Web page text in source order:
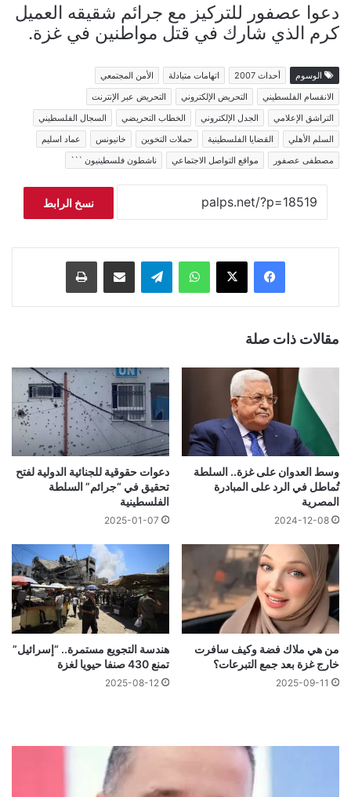
دعوا عصفور للتركيز مع جرائم شقيقه العميل
كرم الذي شارك في قتل مواطنين في غزة.
الوسوم أحداث 2007 اتهامات متبادلة
الأمن المجتمعي
الانقسام الفلسطيني
التحريض الإلكتروني
التحريض عبر الإنترنت
التراشق الإعلامي
الجدل الإلكتروني الخطاب التحريضي
السجال الفلسطيني
السلم الأهلي
القضايا الفلسطينية حملات التخوين خانيونس
عماد اسليم
مصطفى عصفور
مواقع التواصل الاجتماعي ناشطون فلسطينيون ```
نسخ الرابط
فيسبوك ‫X واتساب تيلقرام مشاركة عبر البريد طباعة
مقالات ذات صلة
وسط العدوان على غزة.. السلطة
تُماطل في الرد على المبادرة
المصرية
2024-12-08
دعوات حقوقية للجنائية الدولية لفتح
تحقيق في “جرائم” السلطة
الفلسطينية
2025-01-07
من هي ملاك فضة وكيف سافرت
خارج غزة بعد جمع التبرعات؟
2025-09-11
هندسة التجويع مستمرة.. “إسرائيل”
تمنع 430 صنفا حيويا لغزة
2025-08-12